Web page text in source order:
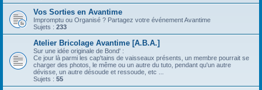
Vos Sorties en Avantime
Impromptu ou Organisé ? Partagez votre événement Avantime
Sujets : 233
Atelier Bricolage Avantime [A.B.A.]
Sur une idée originale de Bond' :
Ce jour là parmi les cap'tains de vaisseaux présents, un membre pourrait se
charger des photos, le même ou un autre du tuto, pendant qu'un autre
dévisse, un autre désoude et ressoude, etc ...
Sujets : 55